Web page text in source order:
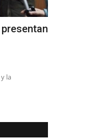
la